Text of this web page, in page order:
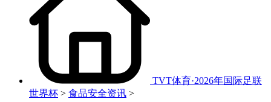
TVT体育·2026年国际足联
世界杯 > 食品安全资讯 >